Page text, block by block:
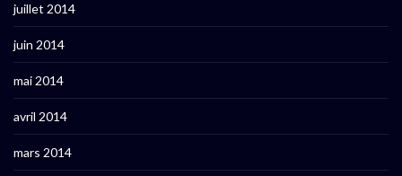
juillet 2014
juin 2014
mai 2014
avril 2014
mars 2014